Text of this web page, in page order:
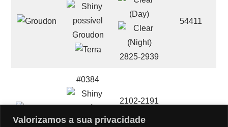
Valorizamos a sua privacidade
Groudon
2825-2939
54411
#0384
Rayquaza
2102-2191